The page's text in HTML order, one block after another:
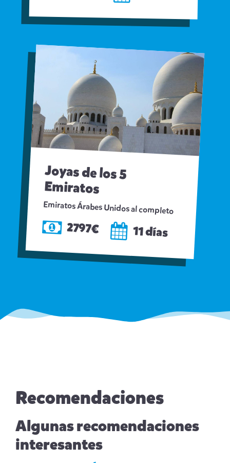
Joyas de los 5
Emiratos
Emiratos Árabes Unidos al completo
2797€ 11 días
Recomendaciones
Algunas recomendaciones
interesantes